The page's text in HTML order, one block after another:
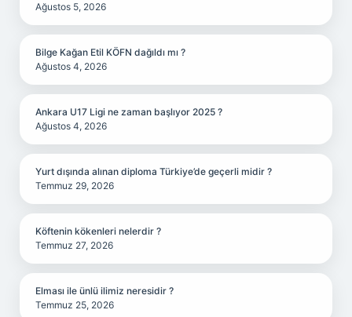
Ağustos 5, 2026
Bilge Kağan Etil KÖFN dağıldı mı ?
Ağustos 4, 2026
Ankara U17 Ligi ne zaman başlıyor 2025 ?
Ağustos 4, 2026
Yurt dışında alınan diploma Türkiye’de geçerli midir ?
Temmuz 29, 2026
Köftenin kökenleri nelerdir ?
Temmuz 27, 2026
Elması ile ünlü ilimiz neresidir ?
Temmuz 25, 2026